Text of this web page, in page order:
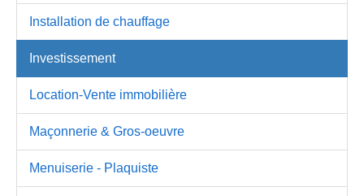
Installation de chauffage
Investissement
Location-Vente immobilière
Maçonnerie & Gros-oeuvre
Menuiserie - Plaquiste